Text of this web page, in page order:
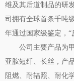
维及其后道制品的研
司拥有全球首条千吨
年通过国家级鉴定，“
公司主要产品为
亚胺短纤、长丝，产
阻燃、耐辐照、耐化